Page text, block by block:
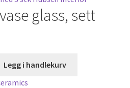
glass, sett
Legg i handlekurv